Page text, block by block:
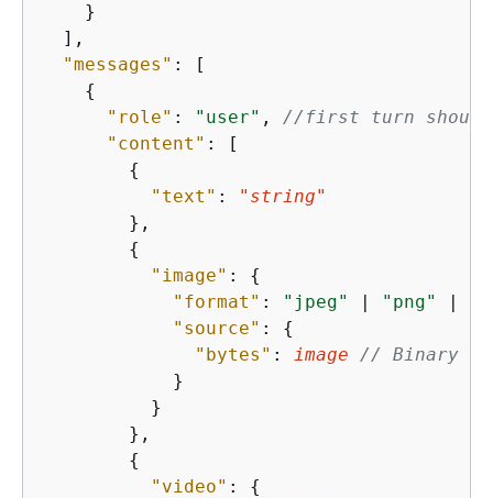
    }
  ],
"messages" : [
{
"role" : "user" , //first turn should
"content" : [
{
"text" :
"string"
        },
{
"image" : {
"format" : "jpeg" | "png" |
"source" : {
"bytes" : image
// Binary
            }
          }
        },
{
"video" : {